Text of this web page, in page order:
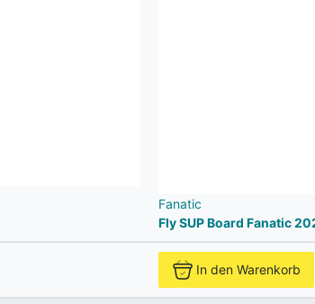
Fanatic
Fly SUP Board Fanatic
In den Warenkorb